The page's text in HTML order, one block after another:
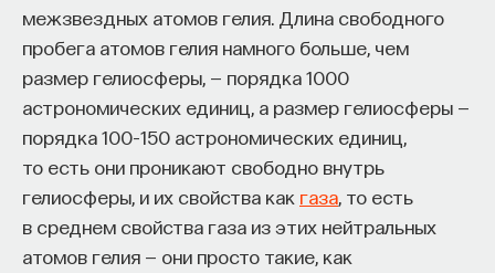
межзвездных атомов гелия. Длина свободного
пробега атомов гелия намного больше, чем
размер гелиосферы, — порядка 1000
астрономических единиц, а размер гелиосферы —
порядка 100–150 астрономических единиц,
то есть они проникают свободно внутрь
гелиосферы, и их свойства как газа , то есть
в среднем свойства газа из этих нейтральных
атомов гелия — они просто такие, как
МЕДИЦИНА
651 публикация
МЕДИЦИНА СОН СОМНОЛОГИЯ
БЕССОННИЦА ЕСТЕСТВЕННЫЕ НАУКИ
ЖУРНАЛ НАУКА СНА